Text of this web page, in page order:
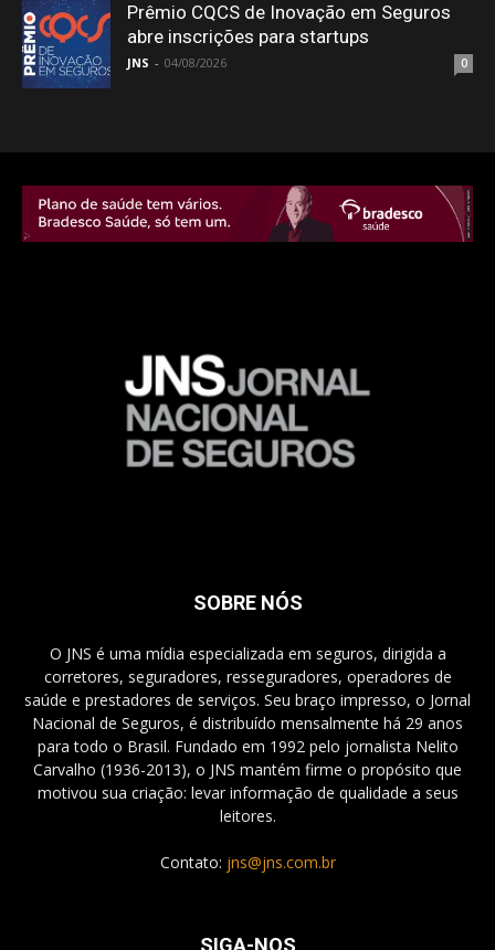
Prêmio CQCS de Inovação em Seguros
abre inscrições para startups
JNS - 04/08/2026 0
SOBRE NÓS
O JNS é uma mídia especializada em seguros, dirigida a
corretores, seguradores, resseguradores, operadores de
saúde e prestadores de serviços. Seu braço impresso, o Jornal
Nacional de Seguros, é distribuído mensalmente há 29 anos
para todo o Brasil. Fundado em 1992 pelo jornalista Nelito
Carvalho (1936-2013), o JNS mantém firme o propósito que
motivou sua criação: levar informação de qualidade a seus
leitores.
Contato: jns@jns.com.br
SIGA-NOS